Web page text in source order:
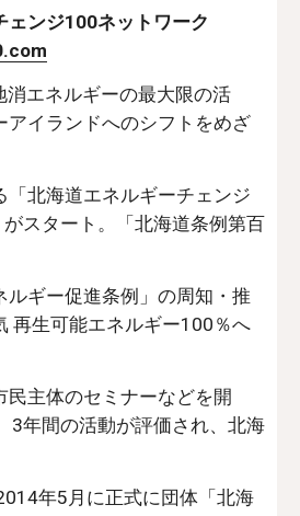
ェンジ100ネットワーク
エネルギーの最大限の活
アイランドへのシフトをめざ
「北海道エネルギーチェンジ
スタート。「北海道条例第百
ルギー促進条例」の周知・推
再生可能エネルギー100％へ
民主体のセミナーなどを開
3年間の活動が評価され、北海
年5月に正式に団体「北海